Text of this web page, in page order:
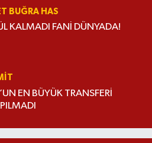
BUĞRA HAS
KALMADI FANİ DÜNYADA!
EN BÜYÜK TRANSFERİ